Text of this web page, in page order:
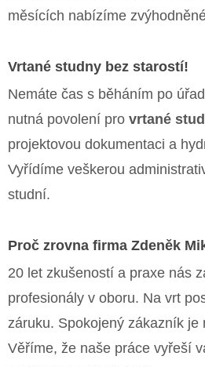
měsících nabízíme
Vrtané studny bez starostí!
Nemáte čas s běháním po
nutná povolení pro vrtané
projektovou dokumentaci a
Vyřídíme veškerou
studní.
Proč zrovna firma Zdeněk
20 let zkušeností a praxe nás
profesionály v oboru. Na vrt
záruku. Spokojený zákazník je
Věříme, že naše práce vyřeší